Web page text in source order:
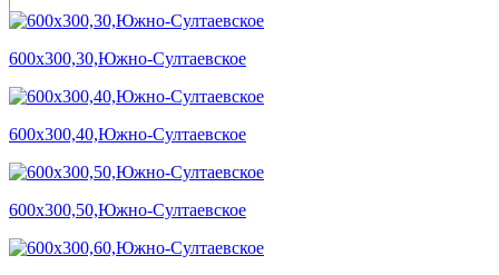
600х300,30,Южно-Султаевское
600х300,40,Южно-Султаевское
600х300,50,Южно-Султаевское